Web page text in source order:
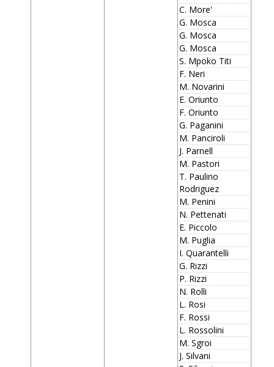
C. More'
G. Mosca
G. Mosca
G. Mosca
S. Mpoko Titi
F. Neri
M. Novarini
E. Oriunto
F. Oriunto
G. Paganini
M. Panciroli
J. Parnell
M. Pastori
T. Paulino
Rodriguez
M. Penini
N. Pettenati
E. Piccolo
M. Puglia
I. Quarantelli
G. Rizzi
P. Rizzi
N. Rolli
L. Rosi
F. Rossi
L. Rossolini
M. Sgroi
J. Silvani